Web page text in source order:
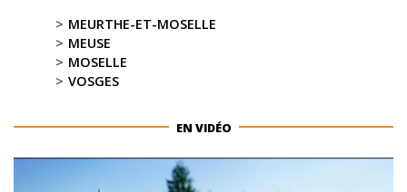
MEURTHE-ET-MOSELLE
MEUSE
MOSELLE
VOSGES
EN VIDÉO